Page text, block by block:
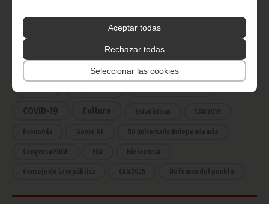
Aceptar todas
Rechazar todas
Seleccionar las cookies
CATEGORÍAS
Noticias Gobierno
Presidencia
África
COVID-19 Cultura Estadísticas CAN 2015
Economía Gente GE 50 Aniversario Independencia
CongresoPDGE FIJA Bielorrusia
Consejo de la república CAN 2025 Defensor del pueblo